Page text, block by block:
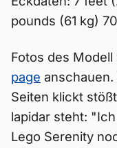
pounds (61 kg)
Fotos des
page
Seiten klickt
lapidar steht:
Lego Serenity